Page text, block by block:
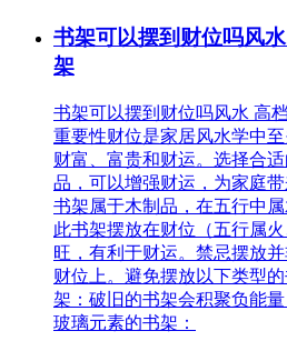
书架可以摆到财位吗风
架
书架可以摆到财位吗风水 高
重要性财位是家居风水学中
财富、富贵和财运。选择合
品，可以增强财运，为家庭
书架属于木制品，在五行中
此书架摆放在财位（五行属
旺，有利于财运。禁忌摆放
财位上。避免摆放以下类型
架：破旧的书架会积聚负能
玻璃元素的书架：